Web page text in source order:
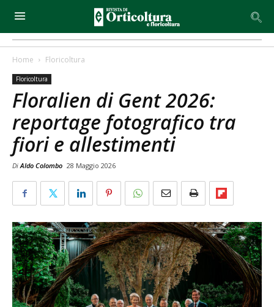
Home Floricoltura
Floricoltura
Floralien di Gent 2026:
reportage fotografico tra
fiori e allestimenti
DiAldo Colombo 28 Maggio 2026